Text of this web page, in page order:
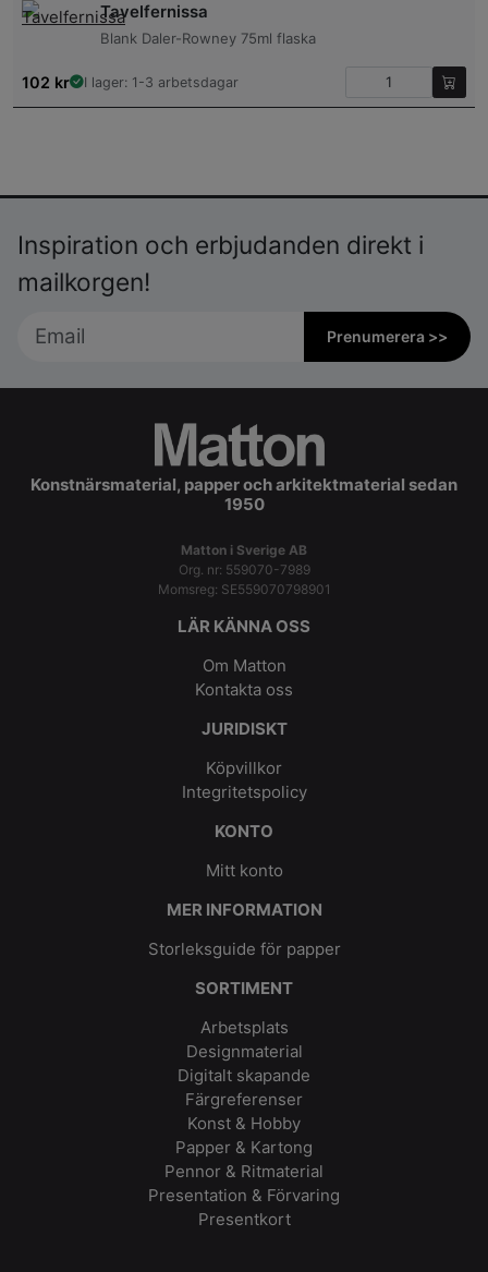
Tavelfernissa
Blank Daler-Rowney 75ml flaska
102 kr I lager: 1-3 arbetsdagar
Inspiration och erbjudanden direkt i
mailkorgen!
Prenumerera >>
Konstnärsmaterial, papper och arkitektmaterial sedan
1950
Matton i Sverige AB
Org. nr: 559070-7989
Momsreg: SE559070798901
LÄR KÄNNA OSS
Om Matton
Kontakta oss
JURIDISKT
Köpvillkor
Integritetspolicy
KONTO
Mitt konto
MER INFORMATION
Storleksguide för papper
SORTIMENT
Arbetsplats
Designmaterial
Digitalt skapande
Färgreferenser
Konst & Hobby
Papper & Kartong
Pennor & Ritmaterial
Presentation & Förvaring
Presentkort